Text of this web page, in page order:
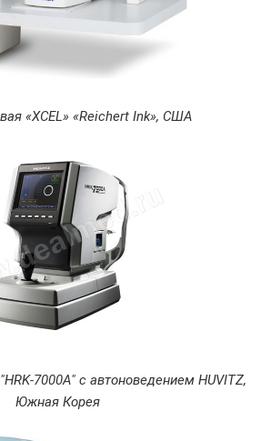
«XCEL» «Reichert Ink», США
7000A" с автоноведением HUVITZ,
Южная Корея